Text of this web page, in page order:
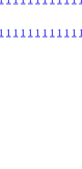
1 1 1 1 1 1 1 1 1 1 1 1